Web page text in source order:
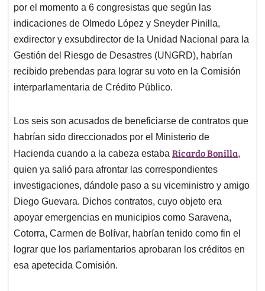
p
p
o
k
I
n
s
por el momento a 6 congresistas que según las
indicaciones de Olmedo López y Sneyder Pinilla,
exdirector y exsubdirector de la Unidad Nacional para la
Gestión del Riesgo de Desastres (UNGRD), habrían
recibido prebendas para lograr su voto en la Comisión
interparlamentaria de Crédito Público.
Los seis son acusados de beneficiarse de contratos que
habrían sido direccionados por el Ministerio de
Hacienda cuando a la cabeza estaba Ricardo Bonilla,
quien ya salió para afrontar las correspondientes
investigaciones, dándole paso a su viceministro y amigo
Diego Guevara. Dichos contratos, cuyo objeto era
apoyar emergencias en municipios como Saravena,
Cotorra, Carmen de Bolívar, habrían tenido como fin el
lograr que los parlamentarios aprobaran los créditos en
esa apetecida Comisión.